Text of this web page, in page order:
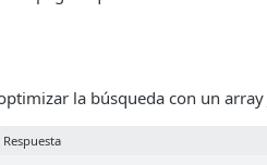
la búsqueda con un
Respuesta